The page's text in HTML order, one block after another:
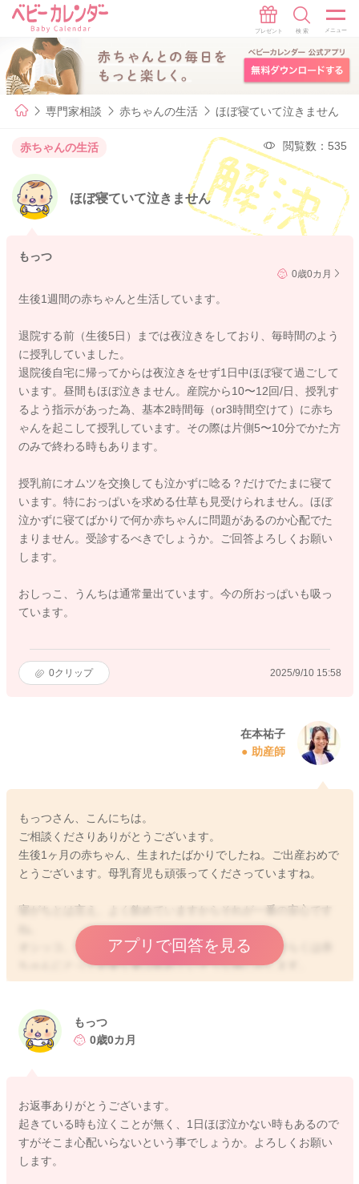
専門家相談 赤ちゃんの生活 ほぼ寝ていて泣きません
赤ちゃんの生活 閲覧数：535
ほぼ寝ていて泣きません
もっつ
0歳0カ月
生後1週間の赤ちゃんと生活しています。
退院する前（生後5日）までは夜泣きをしており、毎時間のよう
に授乳していました。
退院後自宅に帰ってからは夜泣きをせず1日中ほぼ寝て過ごして
います。昼間もほぼ泣きません。産院から10〜12回/日、授乳す
るよう指示があった為、基本2時間毎（or3時間空けて）に赤ち
ゃんを起こして授乳しています。その際は片側5〜10分でかた方
のみで終わる時もあります。
授乳前にオムツを交換しても泣かずに唸る？だけでたまに寝て
います。特におっぱいを求める仕草も見受けられません。ほぼ
泣かずに寝てばかりで何か赤ちゃんに問題があるのか心配でた
まりません。受診するべきでしょうか。ご回答よろしくお願い
します。
おしっこ、うんちは通常量出ています。今の所おっぱいも吸っ
ています。
0クリップ 2025/9/10 15:58
在本祐子
助産師
もっつさん、こんにちは。
ご相談くださりありがとうございます。
生後1ヶ月の赤ちゃん、生まれたばかりでしたね。ご出産おめで
とうございます。母乳育児も頑張ってくださっていますね。
寝がちとは言え、よく飲めていますからそれが一番の安心です
オシッコ、ウンチもよく排泄されていますから、おそらくは赤
ちゃんにとって必要な量は飲めていそうな感じがします。
ですが、最終的には、体重増加で判断していく必要があります
よろしくお願いします🙇‍♂️
アプリで回答を見る
もっつ
0歳0カ月
お返事ありがとうございます。
起きている時も泣くことが無く、1日ほぼ泣かない時もあるので
すがそこま心配いらないという事でしょうか。よろしくお願い
します。